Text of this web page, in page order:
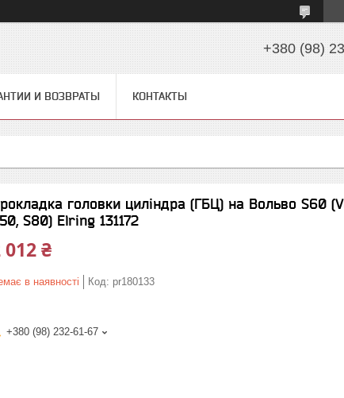
+380 (98)
И ВОЗВРАТЫ КОНТАКТЫ
головки циліндра (ГБЦ) на Вольво S60
S80) Elring 131172
012 ₴
в наявності Код: pr180133
+380 (98) 232-61-67